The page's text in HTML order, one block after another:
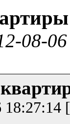
08-
18:27:14